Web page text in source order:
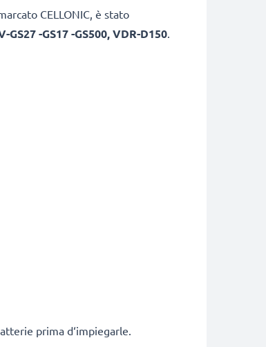
CELLONIC, è stato
GS27 -GS17 -GS500, VDR-D150
prima d‘impiegarle.